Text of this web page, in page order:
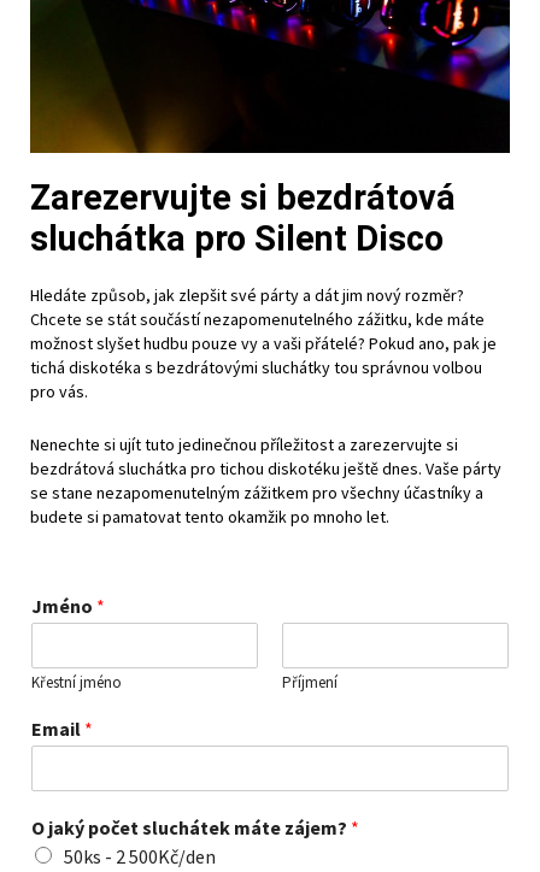
Zarezervujte si bezdrátová
sluchátka pro Silent Disco
Hledáte způsob, jak zlepšit své párty a dát jim nový rozměr?
Chcete se stát součástí nezapomenutelného zážitku, kde máte
možnost slyšet hudbu pouze vy a vaši přátelé? Pokud ano, pak je
tichá diskotéka s bezdrátovými sluchátky tou správnou volbou
pro vás.
Nenechte si ujít tuto jedinečnou příležitost a zarezervujte si
bezdrátová sluchátka pro tichou diskotéku ještě dnes. Vaše párty
se stane nezapomenutelným zážitkem pro všechny účastníky a
budete si pamatovat tento okamžik po mnoho let.
Jméno *
Křestní jméno Příjmení
Email *
O jaký počet sluchátek máte zájem? *
50ks - 2 500Kč/den